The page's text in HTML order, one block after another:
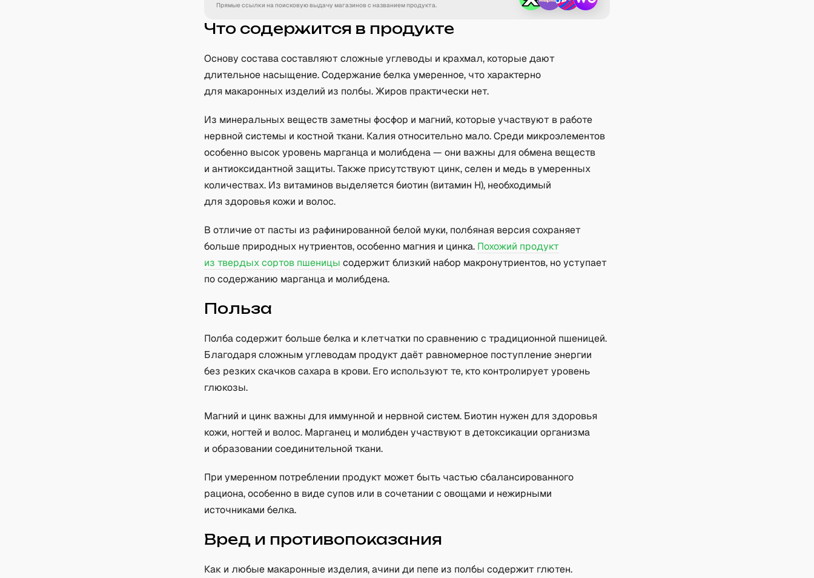
Прямые ссылки на поисковую выдачу магазинов с названием продукта.
Что содержится в продукте
Основу состава составляют сложные углеводы и крахмал, которые дают
длительное насыщение. Содержание белка умеренное, что характерно
для макаронных изделий из полбы. Жиров практически нет.
Из минеральных веществ заметны фосфор и магний, которые участвуют в работе
нервной системы и костной ткани. Калия относительно мало. Среди микроэлементов
особенно высок уровень марганца и молибдена — они важны для обмена веществ
и антиоксидантной защиты. Также присутствуют цинк, селен и медь в умеренных
количествах. Из витаминов выделяется биотин (витамин H), необходимый
для здоровья кожи и волос.
В отличие от пасты из рафинированной белой муки, полбяная версия сохраняет
больше природных нутриентов, особенно магния и цинка. Похожий продукт
из твердых сортов пшеницы содержит близкий набор макронутриентов, но уступает
по содержанию марганца и молибдена.
Польза
Полба содержит больше белка и клетчатки по сравнению с традиционной пшеницей.
Благодаря сложным углеводам продукт даёт равномерное поступление энергии
без резких скачков сахара в крови. Его используют те, кто контролирует уровень
глюкозы.
Магний и цинк важны для иммунной и нервной систем. Биотин нужен для здоровья
кожи, ногтей и волос. Марганец и молибден участвуют в детоксикации организма
и образовании соединительной ткани.
При умеренном потреблении продукт может быть частью сбалансированного
рациона, особенно в виде супов или в сочетании с овощами и нежирными
источниками белка.
Вред и противопоказания
Как и любые макаронные изделия, ачини ди пепе из полбы содержит глютен.